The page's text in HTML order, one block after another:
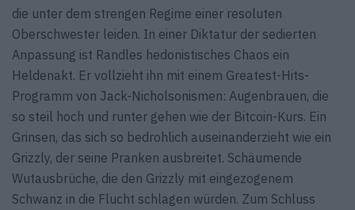
die unter dem strengen Regime einer resoluten
Oberschwester leiden. In einer Diktatur der sedierten
Anpassung ist Randles hedonistisches Chaos ein
Heldenakt. Er vollzieht ihn mit einem Greatest-Hits-
Programm von Jack-Nicholsonismen: Augenbrauen, die
so steil hoch und runter gehen wie der Bitcoin-Kurs. Ein
Grinsen, das sich so bedrohlich auseinanderzieht wie ein
Grizzly, der seine Pranken ausbreitet. Schäumende
Wutausbrüche, die den Grizzly mit eingezogenem
Schwanz in die Flucht schlagen würden. Zum Schluss